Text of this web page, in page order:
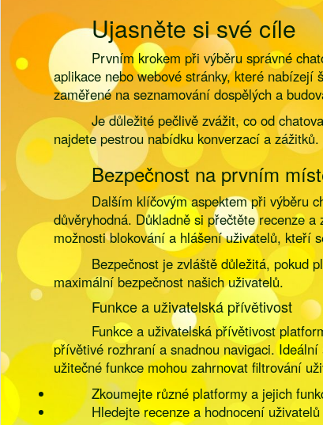
Ujasněte si své cíle
Prvním krokem při výběru správné
aplikace nebo webové stránky, které
zaměřené na seznamování dospělých a
Je důležité pečlivě zvážit, co od
najdete pestrou nabídku konverzací a zážitků.
Bezpečnost na prvním
Dalším klíčovým aspektem při výběru
důvěryhodná. Důkladně si přečtěte recenze
možnosti blokování a hlášení uživatelů, kteří
Bezpečnost je zvláště důležitá, pokud
maximální bezpečnost našich uživatelů.
Funkce a uživatelská přívětivost
Funkce a uživatelská přívětivost
přívětivé rozhraní a snadnou navigaci.
užitečné funkce mohou zahrnovat filtrování
Zkoumejte různé platformy a jejich
Hledejte recenze a hodnocení uživatelů